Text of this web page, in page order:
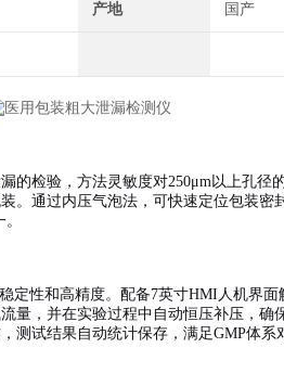
产地 国产
的检验，方法灵敏度对250μm以上孔径
。通过内压气泡法，可快速定位包装密
定性和高精度。配备7英寸HMI人机界
量，并在实验过程中自动恒压补压，确
试结果自动统计保存，满足GMP体系